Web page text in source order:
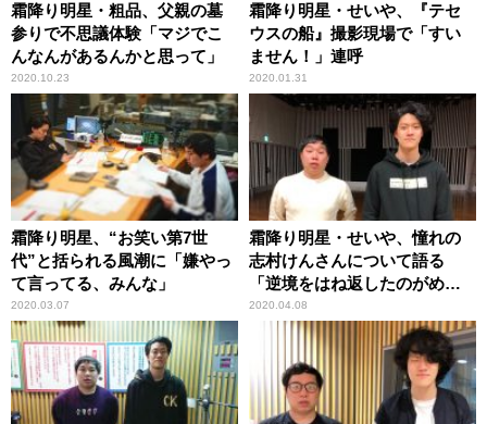
霜降り明星・粗品、父親の墓
参りで不思議体験「マジでこ
んなんがあるんかと思って」
2020.10.23
霜降り明星・せいや、『テセ
ウスの船』撮影現場で「すい
ません！」連呼
2020.01.31
霜降り明星、“お笑い第7世
代”と括られる風潮に「嫌やっ
て言ってる、みんな」
2020.03.07
霜降り明星・せいや、憧れの
志村けんさんについて語る
「逆境をはね返したのがめっ
ちゃ好き」
2020.04.08